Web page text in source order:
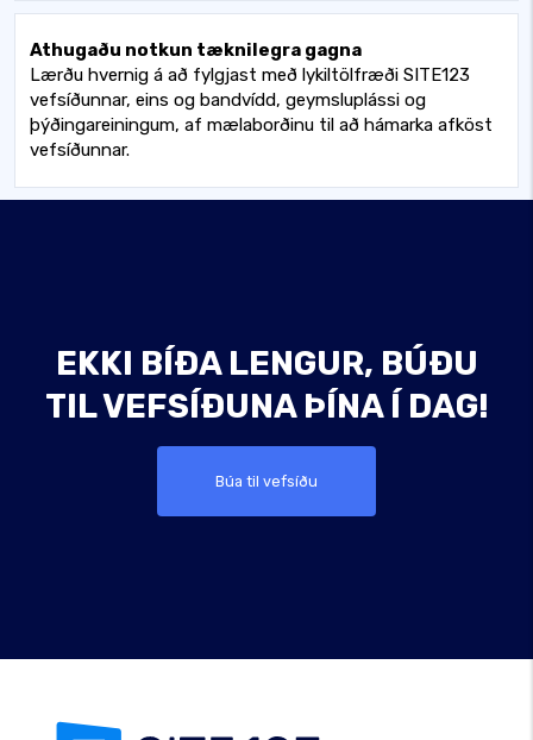
Athugaðu notkun tæknilegra gagna
Lærðu hvernig á að fylgjast með lykiltölfræði SITE123
vefsíðunnar, eins og bandvídd, geymsluplássi og
þýðingareiningum, af mælaborðinu til að hámarka afköst
vefsíðunnar.
EKKI BÍÐA LENGUR, BÚÐU
TIL VEFSÍÐUNA ÞÍNA Í DAG!
Búa til vefsíðu